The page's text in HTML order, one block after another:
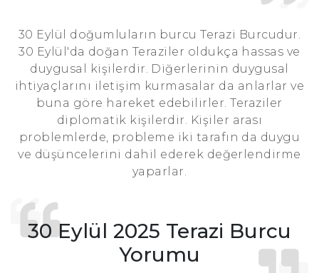
30 Eylül doğumluların burcu Terazi Burcudur.
30 Eylül'da doğan Teraziler oldukça hassas ve
duygusal kişilerdir. Diğerlerinin duygusal
ihtiyaçlarını iletişim kurmasalar da anlarlar ve
buna göre hareket edebilirler. Teraziler
diplomatik kişilerdir. Kişiler arası
problemlerde, probleme iki tarafın da duygu
ve düşüncelerini dahil ederek değerlendirme
yaparlar.
30 Eylül 2025 Terazi Burcu
Yorumu